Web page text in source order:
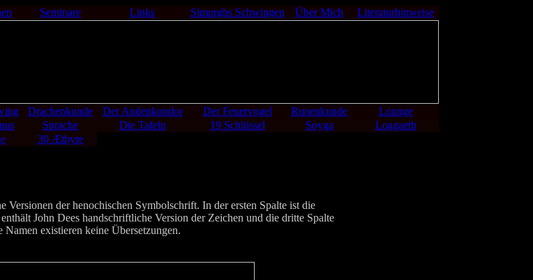
Seminare Links Simurghs Schwingen Über Mich Literaturhinweise
Drachenkunde Der Andenkondor Der Feuervogel Runenkunde
Lounge
Sprache Die Tafeln 19 Schlüssel Soyga
Loagaeth
30 Æthyre
der henochischen Symbolschrift. In der ersten Spalte ist die
John Dees handschriftliche Version der Zeichen und die dritte Spalte
existieren keine Übersetzungen.